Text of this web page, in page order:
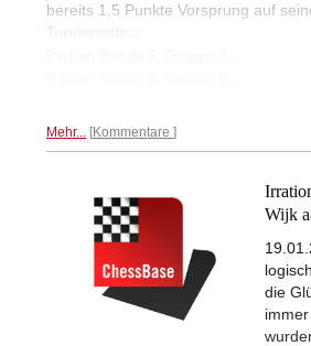
bereits 1,5 Punkte Vorsprung auf
Turnierseite...
Mehr... Kommentare
Wijk
die